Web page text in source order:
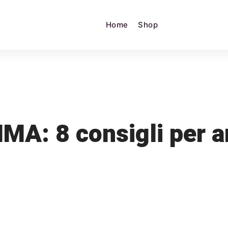
Home Shop
8 consigli per